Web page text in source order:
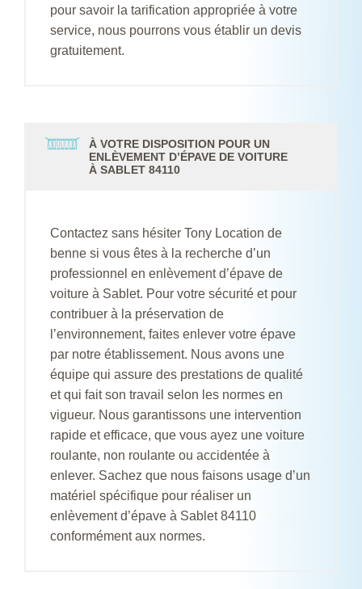
pour savoir la tarification appropriée à votre
service, nous pourrons vous établir un devis
gratuitement.
À VOTRE DISPOSITION POUR UN
ENLÈVEMENT D’ÉPAVE DE VOITURE
À SABLET 84110
Contactez sans hésiter Tony Location de
benne si vous êtes à la recherche d’un
professionnel en enlèvement d’épave de
voiture à Sablet. Pour votre sécurité et pour
contribuer à la préservation de
l’environnement, faites enlever votre épave
par notre établissement. Nous avons une
équipe qui assure des prestations de qualité
et qui fait son travail selon les normes en
vigueur. Nous garantissons une intervention
rapide et efficace, que vous ayez une voiture
roulante, non roulante ou accidentée à
enlever. Sachez que nous faisons usage d’un
matériel spécifique pour réaliser un
enlèvement d’épave à Sablet 84110
conformément aux normes.